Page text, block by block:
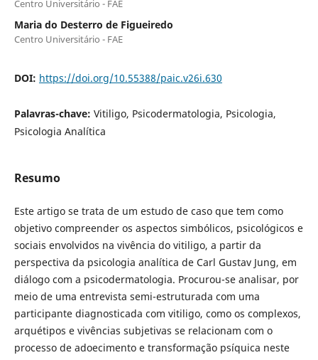
Centro Universitário - FAE
Maria do Desterro de Figueiredo
Centro Universitário - FAE
DOI: https://doi.org/10.55388/paic.v26i.630
Palavras-chave: Vitiligo, Psicodermatologia, Psicologia,
Psicologia Analítica
Resumo
Este artigo se trata de um estudo de caso que tem como
objetivo compreender os aspectos simbólicos, psicológicos e
sociais envolvidos na vivência do vitiligo, a partir da
perspectiva da psicologia analítica de Carl Gustav Jung, em
diálogo com a psicodermatologia. Procurou-se analisar, por
meio de uma entrevista semi-estruturada com uma
participante diagnosticada com vitiligo, como os complexos,
arquétipos e vivências subjetivas se relacionam com o
processo de adoecimento e transformação psíquica neste